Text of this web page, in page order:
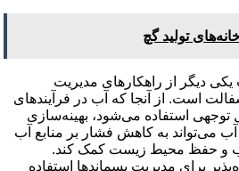
تولید گچ
دیگر از راهکارهای مدیریت
است. از آنجا که آب در فرآیند‌های
توجهی استفاده می‌شود، بهینه‌سازی
می‌تواند به کاهش فشار بر منابع آب
و حفظ محیط زیست کمک کند.
برای مدیریت پسماندها استفاده